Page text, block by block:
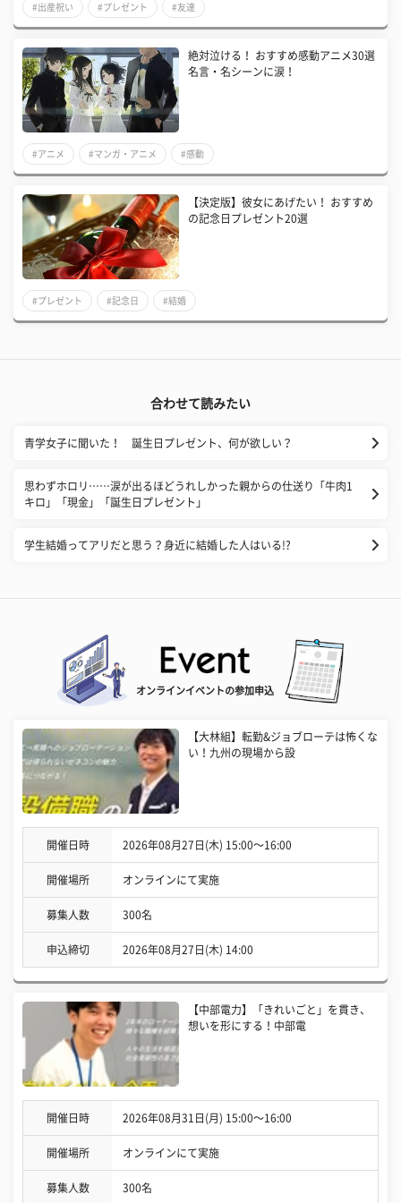
#出産祝い #プレゼント #友達
絶対泣ける！ おすすめ感動アニメ30選
名言・名シーンに涙！
#アニメ #マンガ・アニメ #感動
【決定版】彼女にあげたい！ おすすめ
の記念日プレゼント20選
#プレゼント #記念日 #結婚
合わせて読みたい
青学女子に聞いた！ 誕生日プレゼント、何が欲しい？
思わずホロリ……涙が出るほどうれしかった親からの仕送り「牛肉1
キロ」「現金」「誕生日プレゼント」
学生結婚ってアリだと思う？身近に結婚した人はいる!?
オンラインイベントの参加申込
【大林組】転勤&ジョブローテは怖くな
い！九州の現場から設
開催日時 2026年08月27日(木) 15:00〜16:00
開催場所 オンラインにて実施
募集人数 300名
申込締切 2026年08月27日(木) 14:00
【中部電力】「きれいごと」を貫き、
想いを形にする！中部電
開催日時 2026年08月31日(月) 15:00〜16:00
開催場所 オンラインにて実施
募集人数 300名